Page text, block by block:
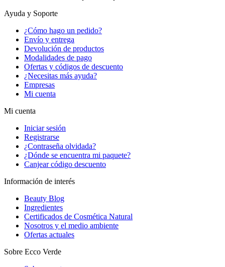
Ayuda y Soporte
¿Cómo hago un pedido?
Envío y entrega
Devolución de productos
Modalidades de pago
Ofertas y códigos de descuento
¿Necesitas más ayuda?
Empresas
Mi cuenta
Mi cuenta
Iniciar sesión
Registrarse
¿Contraseña olvidada?
¿Dónde se encuentra mi paquete?
Canjear código descuento
Información de interés
Beauty Blog
Ingredientes
Certificados de Cosmética Natural
Nosotros y el medio ambiente
Ofertas actuales
Sobre Ecco Verde